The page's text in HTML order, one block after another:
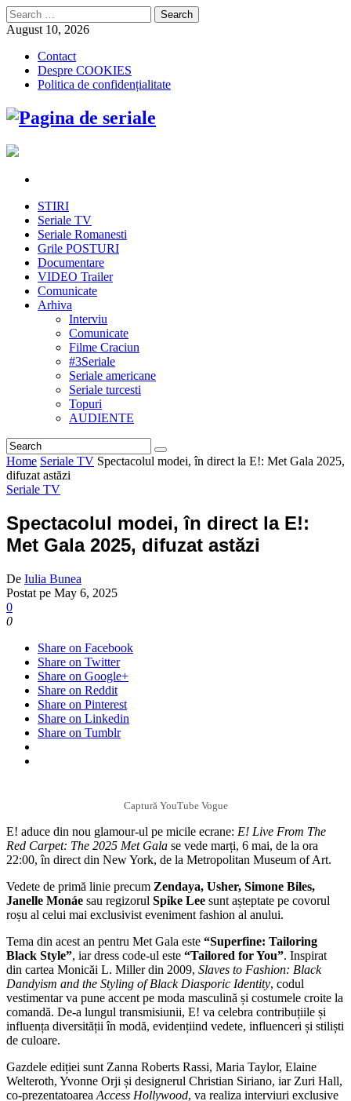
Search
for:
August 10, 2026
Contact
Despre COOKIES
Politica de confidențialitate
STIRI
Seriale TV
Seriale Romanesti
Grile POSTURI
Documentare
VIDEO Trailer
Comunicate
Arhiva
Interviu
Comunicate
Filme Craciun
#3Seriale
Seriale americane
Seriale turcesti
Topuri
AUDIENTE
Home Seriale TV Spectacolul modei, în direct la E!: Met Gala 2025,
difuzat astăzi
Seriale TV
Spectacolul modei, în direct la E!:
Met Gala 2025, difuzat astăzi
De Iulia Bunea
Postat pe May 6, 2025
0
0
Share on Facebook
Share on Twitter
Share on Google+
Share on Reddit
Share on Pinterest
Share on Linkedin
Share on Tumblr
Captură YouTube Vogue
E! aduce din nou glamour-ul pe micile ecrane: E! Live From The
Red Carpet: The 2025 Met Gala se vede marți, 6 mai, de la ora
22:00, în direct din New York, de la Metropolitan Museum of Art.
Vedete de primă linie precum Zendaya, Usher, Simone Biles,
Janelle Monáe sau regizorul Spike Lee sunt așteptate pe covorul
roșu al celui mai exclusivist eveniment fashion al anului.
Tema din acest an pentru Met Gala este “Superfine: Tailoring
Black Style”, iar dress code-ul este “Tailored for You”. Inspirat
din cartea Monicăi L. Miller din 2009, Slaves to Fashion: Black
Dandyism and the Styling of Black Diasporic Identity, codul
vestimentar va pune accent pe moda masculină și costumele croite la
comandă. De-a lungul transmisiunii, E! va celebra contribuțiile și
influența diversității în modă, evidențiind vedete, influenceri și stiliști
de culoare.
Gazdele ediției sunt Zanna Roberts Rassi, Maria Taylor, Elaine
Welteroth, Yvonne Orji și designerul Christian Siriano, iar Zuri Hall,
co-prezentatoarea Access Hollywood, va realiza interviuri exclusive